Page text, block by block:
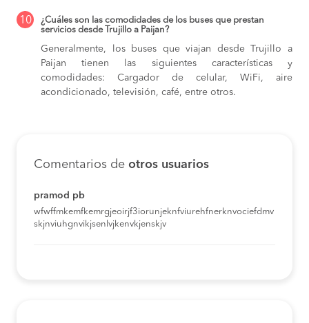
10
¿Cuáles son las comodidades de los buses que prestan
servicios desde Trujillo a Paijan?
Generalmente, los buses que viajan desde Trujillo a
Paijan tienen las siguientes características y
comodidades: Cargador de celular, WiFi, aire
acondicionado, televisión, café, entre otros.
Comentarios de otros usuarios
pramod pb
wfwffmkemfkemrgjeoirjf3iorunjeknfviurehfnerknvociefdmv
skjnviuhgnvikjsenlvjkenvkjenskjv